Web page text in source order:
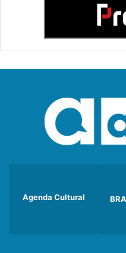
Agenda Cultural